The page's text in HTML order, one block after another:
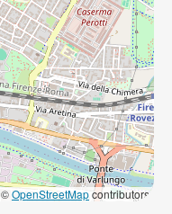
©OpenStreetMapcontributors